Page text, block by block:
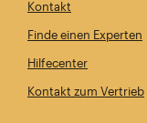
Kontakt
Finde einen Experten
Hilfecenter
Kontakt zum Vertrieb